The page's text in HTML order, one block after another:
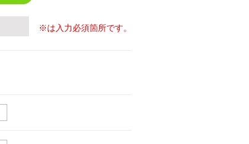
※は入力必須箇所です。